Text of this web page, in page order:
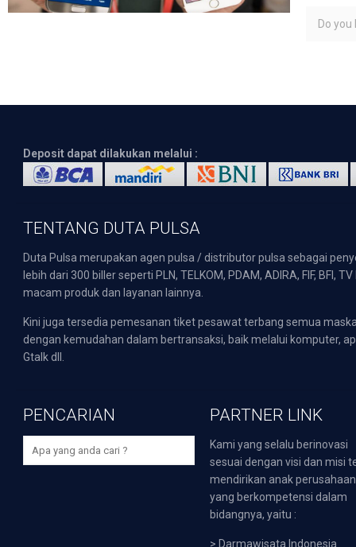
Do you
Deposit dapat dilakukan melalui :
TENTANG DUTA PULSA
Duta Pulsa merupakan agen pulsa / distributor pulsa sebagai
lebih dari 300 biller seperti PLN, TELKOM, PDAM, ADIRA, FIF,
macam produk dan layanan lainnya.
Kini juga tersedia pemesanan tiket pesawat terbang semua
dengan kemudahan dalam bertransaksi, baik melalui komputer,
Gtalk dll.
PENCARIAN PARTNER LINK
Kami yang selalu berinovasi
sesuai dengan visi dan misi
mendirikan anak perusahaan
yang berkompetensi dalam
bidangnya, yaitu :
> Darmawisata Indonesia